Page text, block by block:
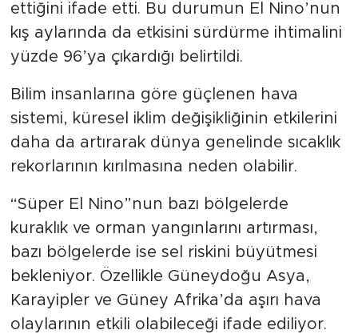
ettiğini ifade etti. Bu durumun El Nino’nun
kış aylarında da etkisini sürdürme ihtimalini
yüzde 96’ya çıkardığı belirtildi.
Bilim insanlarına göre güçlenen hava
sistemi, küresel iklim değişikliğinin etkilerini
daha da artırarak dünya genelinde sıcaklık
rekorlarının kırılmasına neden olabilir.
“Süper El Nino”nun bazı bölgelerde
kuraklık ve orman yangınlarını artırması,
bazı bölgelerde ise sel riskini büyütmesi
bekleniyor. Özellikle Güneydoğu Asya,
Karayipler ve Güney Afrika’da aşırı hava
olaylarının etkili olabileceği ifade ediliyor.